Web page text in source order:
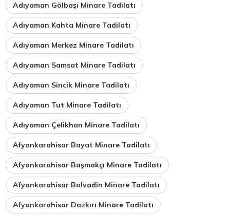
Adıyaman Gölbaşı Minare Tadilatı
Adıyaman Kahta Minare Tadilatı
Adıyaman Merkez Minare Tadilatı
Adıyaman Samsat Minare Tadilatı
Adıyaman Sincik Minare Tadilatı
Adıyaman Tut Minare Tadilatı
Adıyaman Çelikhan Minare Tadilatı
Afyonkarahisar Bayat Minare Tadilatı
Afyonkarahisar Başmakçı Minare Tadilatı
Afyonkarahisar Bolvadin Minare Tadilatı
Afyonkarahisar Dazkırı Minare Tadilatı